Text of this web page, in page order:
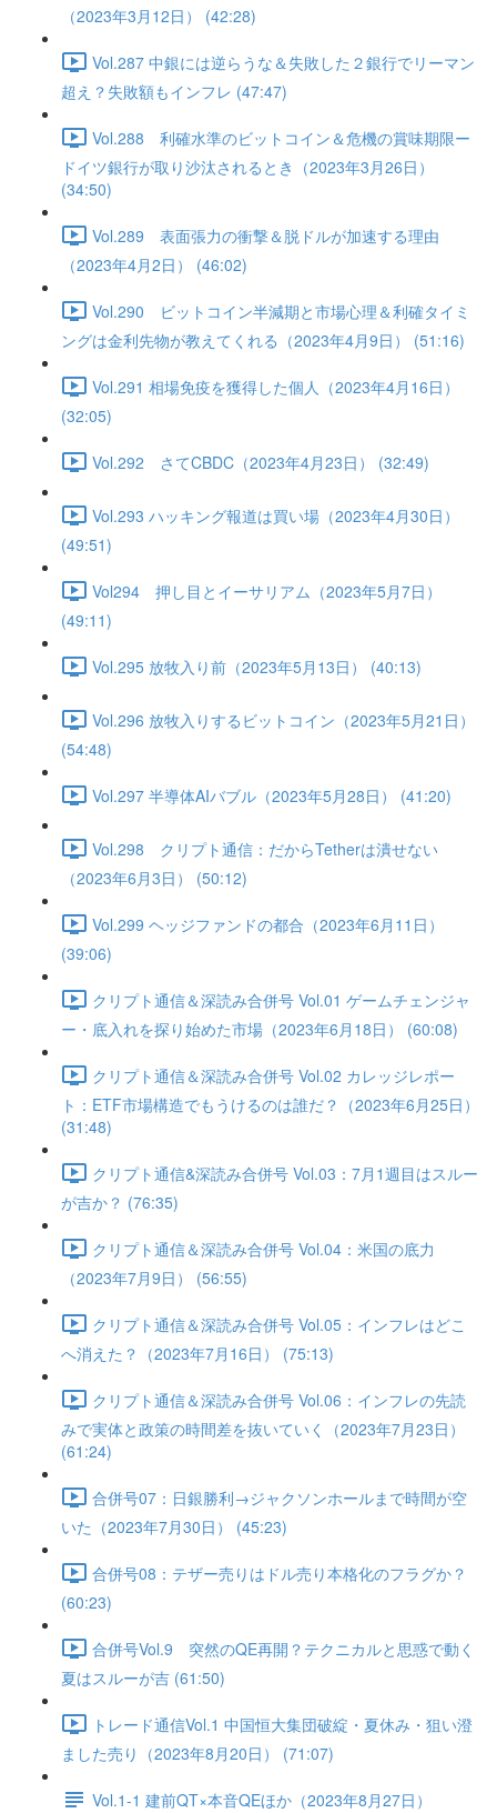
（2023年3月12日） (42:28)
Vol.287 中銀には逆らうな＆失敗した２銀行でリーマン
超え？失敗額もインフレ (47:47)
Vol.288 利確水準のビットコイン＆危機の賞味期限ー
ドイツ銀行が取り沙汰されるとき（2023年3月26日）
(34:50)
Vol.289 表面張力の衝撃＆脱ドルが加速する理由
（2023年4月2日） (46:02)
Vol.290 ビットコイン半減期と市場心理＆利確タイミ
ングは金利先物が教えてくれる（2023年4月9日） (51:16)
Vol.291 相場免疫を獲得した個人（2023年4月16日）
(32:05)
Vol.292 さてCBDC（2023年4月23日） (32:49)
Vol.293 ハッキング報道は買い場（2023年4月30日）
(49:51)
Vol294 押し目とイーサリアム（2023年5月7日）
(49:11)
Vol.295 放牧入り前（2023年5月13日） (40:13)
Vol.296 放牧入りするビットコイン（2023年5月21日）
(54:48)
Vol.297 半導体AIバブル（2023年5月28日） (41:20)
Vol.298 クリプト通信：だからTetherは潰せない
（2023年6月3日） (50:12)
Vol.299 ヘッジファンドの都合（2023年6月11日）
(39:06)
クリプト通信＆深読み合併号 Vol.01 ゲームチェンジャ
ー・底入れを探り始めた市場（2023年6月18日） (60:08)
クリプト通信＆深読み合併号 Vol.02 カレッジレポー
ト：ETF市場構造でもうけるのは誰だ？（2023年6月25日）
(31:48)
クリプト通信&深読み合併号 Vol.03：7月1週目はスルー
が吉か？ (76:35)
クリプト通信＆深読み合併号 Vol.04：米国の底力
（2023年7月9日） (56:55)
クリプト通信＆深読み合併号 Vol.05：インフレはどこ
へ消えた？（2023年7月16日） (75:13)
クリプト通信＆深読み合併号 Vol.06：インフレの先読
みで実体と政策の時間差を抜いていく（2023年7月23日）
(61:24)
合併号07：日銀勝利→ジャクソンホールまで時間が空
いた（2023年7月30日） (45:23)
合併号08：テザー売りはドル売り本格化のフラグか？
(60:23)
合併号Vol.9 突然のQE再開？テクニカルと思惑で動く
夏はスルーが吉 (61:50)
トレード通信Vol.1 中国恒⼤集団破綻・夏休み・狙い澄
ました売り（2023年8月20日） (71:07)
Vol.1-1 建前QT×本音QEほか（2023年8月27日）